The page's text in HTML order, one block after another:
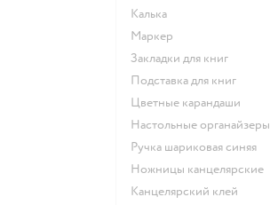
Калька
Маркер
Закладки для книг
Подставка для книг
Цветные карандаши
Настольные органайзеры
Ручка шариковая синяя
Ножницы канцелярские
Канцелярский клей